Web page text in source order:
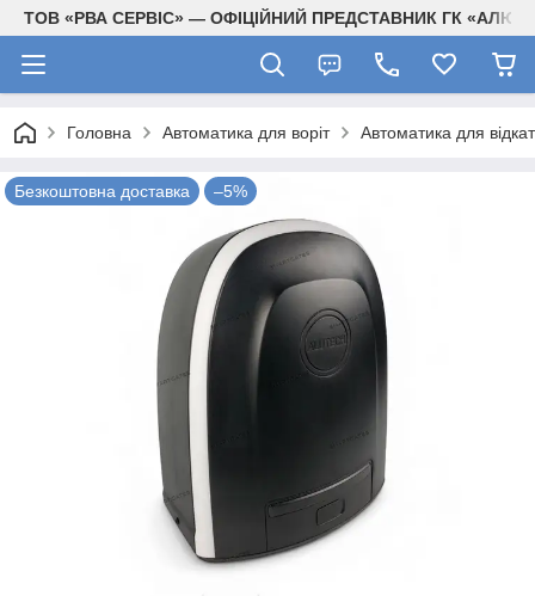
ТОВ «РВА СЕРВІС» — ОФІЦІЙНИЙ ПРЕДСТАВНИК ГК
Головна Автоматика для воріт Автоматика для
Безкоштовна доставка –5%